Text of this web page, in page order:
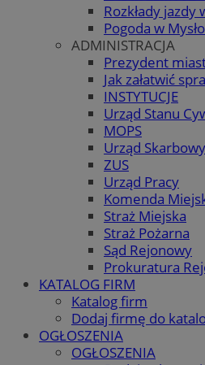
Rozkłady jazdy
Pogoda w
ADMINISTRACJA
Prezydent
Jak załatwić
INSTYTUCJE
Urząd Stanu
MOPS
Urząd Skarbowy
ZUS
Urząd Pracy
Komenda
Straż Miejska
Straż Pożarna
Sąd Rejonowy
Prokuratura
KATALOG FIRM
Katalog firm
Dodaj firmę do
OGŁOSZENIA
OGŁOSZENIA